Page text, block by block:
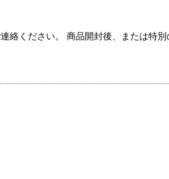
絡ください。 商品開封後、または特